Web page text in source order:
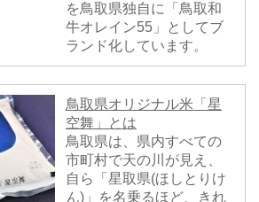
を鳥取県独自に「鳥取和
牛オレイン55」としてブ
ランド化しています。
鳥取県オリジナル米「星
空舞」とは
鳥取県は、県内すべての
市町村で天の川が見え、
自ら「星取県(ほしとりけ
ん)」を名乗るほど、きれ